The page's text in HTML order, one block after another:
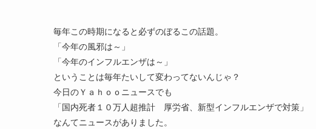
毎年この時期になると必ずのぼるこの話題。
「今年の風邪は～」
「今年のインフルエンザは～」
ということは毎年たいして変わってないんじゃ？
今日のＹａｈｏｏニュースでも
「国内死者１０万人超推計 厚労省、新型インフルエンザで対策」
なんてニュースがありました。